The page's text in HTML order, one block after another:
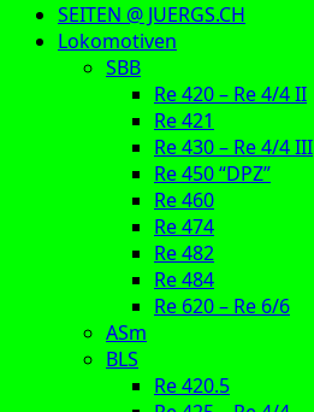
SEITEN @ JUERGS.CH
Lokomotiven
SBB
Re 420 – Re 4/4 II
Re 421
Re 430 – Re 4/4 III
Re 450 “DPZ”
Re 460
Re 474
Re 482
Re 484
Re 620 – Re 6/6
ASm
BLS
Re 420.5